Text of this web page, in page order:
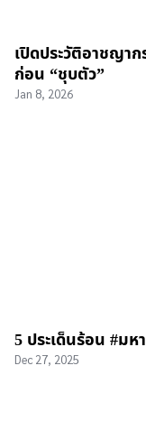
เปิดประวัติอาชญาก
ก่อน “ชุบตัว”
Jan 8, 2026
5 ประเด็นร้อน #ม
Dec 27, 2025